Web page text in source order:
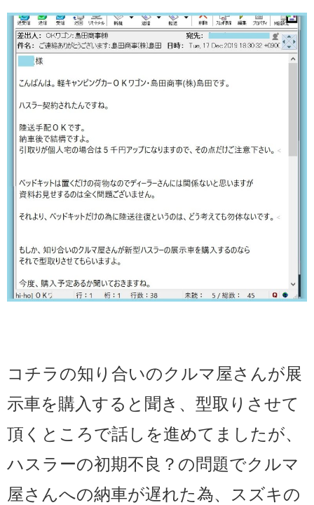
コチラの知り合いのクルマ屋さんが展
示車を購入すると聞き、型取りさせて
頂くところで話しを進めてましたが、
ハスラーの初期不良？の問題でクルマ
屋さんへの納車が遅れた為、スズキの